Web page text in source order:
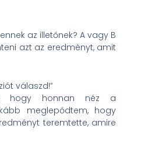
az illetőnek? A vagy B
azt az eredményt, amit
válaszd!”
hogy honnan néz a
meglepődtem, hogy
teremtette, amire